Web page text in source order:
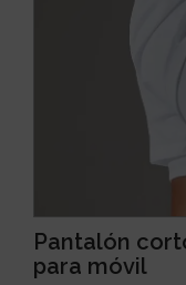
Pantalón
para móvil